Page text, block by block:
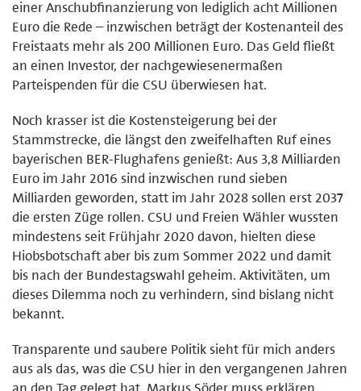
einer Anschubfinanzierung von lediglich acht Millionen
Euro die Rede – inzwischen beträgt der Kostenanteil des
Freistaats mehr als 200 Millionen Euro. Das Geld fließt
an einen Investor, der nachgewiesenermaßen
Parteispenden für die CSU überwiesen hat.
Noch krasser ist die Kostensteigerung bei der
Stammstrecke, die längst den zweifelhaften Ruf eines
bayerischen BER-Flughafens genießt: Aus 3,8 Milliarden
Euro im Jahr 2016 sind inzwischen rund sieben
Milliarden geworden, statt im Jahr 2028 sollen erst 2037
die ersten Züge rollen. CSU und Freien Wähler wussten
mindestens seit Frühjahr 2020 davon, hielten diese
Hiobsbotschaft aber bis zum Sommer 2022 und damit
bis nach der Bundestagswahl geheim. Aktivitäten, um
dieses Dilemma noch zu verhindern, sind bislang nicht
bekannt.
Transparente und saubere Politik sieht für mich anders
aus als das, was die CSU hier in den vergangenen Jahren
an den Tag gelegt hat. Markus Söder muss erklären,